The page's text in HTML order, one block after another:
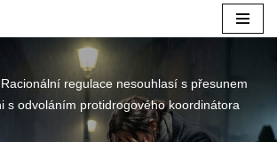
Racionální regulace nesouhlasí s přesunem
s odvoláním protidrogového koordinátora